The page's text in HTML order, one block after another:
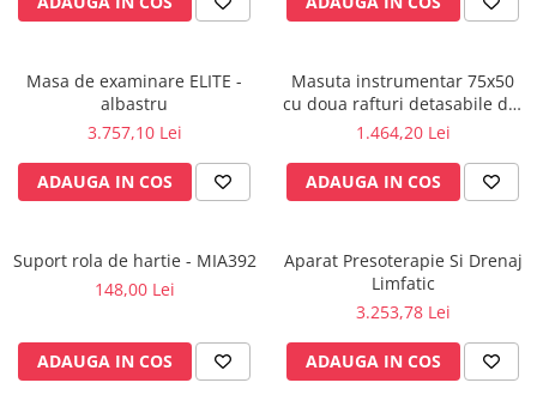
Butelii gaze medicale
Conectori gaze medicinale
Componente statii gaze
Panouri control si alarmare
Console ATI si UPU
Dispozitive si sisteme de prindere /
Rampa gaze medicale pat pacient
Rampa iluminat alarmare
Accesorii vase
Tevi cupru si accesorii
Masa de examinare ELITE -
albastru
3.757,10 Lei
ADAUGA IN COS
Masuta instrumentar 75x50
cu doua rafturi detasabile din
inox - M600879/I
1.464,20 Lei
ADAUGA IN COS
Suport rola de hartie - MIA392
148,00 Lei
ADAUGA IN COS
Aparat Presoterapie Si Drenaj
Limfatic
3.253,78 Lei
ADAUGA IN COS